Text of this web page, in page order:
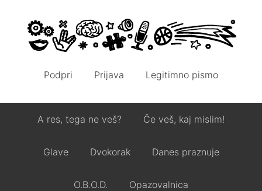
Podpri Prijava Legitimno pismo
A res, tega ne veš? Če veš, kaj mislim!
Glave Dvokorak Danes praznuje
O.B.O.D. Opazovalnica